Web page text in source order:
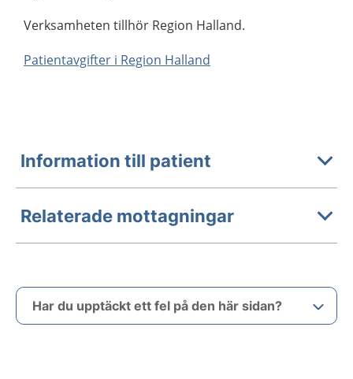
Verksamheten tillhör Region Halland.
Patientavgifter i Region Halland
Information till patient
Relaterade mottagningar
Har du upptäckt ett fel på den här sidan?